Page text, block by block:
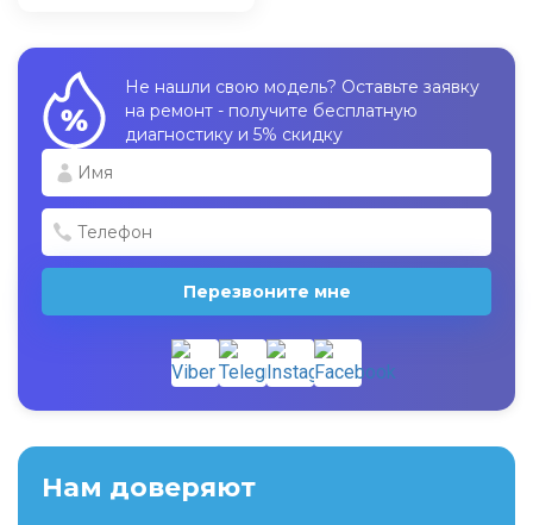
Не нашли свою модель? Оставьте заявку
на ремонт - получите бесплатную
диагностику и 5% скидку
Перезвоните мне
Нам доверяют